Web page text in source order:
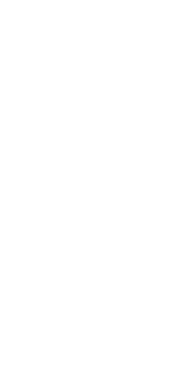
nước ép, sinh tố,
Livotec LVB-522
mạnh mẽ, lưỡi